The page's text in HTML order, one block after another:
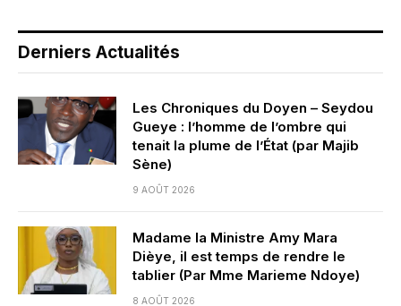
Derniers Actualités
Les Chroniques du Doyen – Seydou
Gueye : l’homme de l’ombre qui
tenait la plume de l’État (par Majib
Sène)
9 AOÛT 2026
Madame la Ministre Amy Mara
Dièye, il est temps de rendre le
tablier (Par Mme Marieme Ndoye)
8 AOÛT 2026